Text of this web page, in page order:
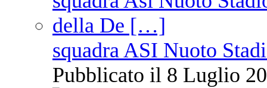
squadra ASI Nuoto
Pubblicato il 8 Luglio